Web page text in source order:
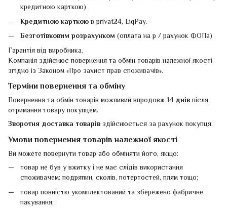
кредитною карткою)
Кредитною карткоюв privat24, LiqPay.
Безготівковим розрахунком(оплата на р / рахунок ФОПа)
Гарантія від виробника.
Компанія здійснює повернення та обмін товарів належної якості
згідно із Законом «Про захист прав споживачів».
Терміни повернення та обміну
Повернення та обмін товарів можливий впродовж14 днівпісля
отримання товару покупцем.
Зворотня доставка товарів здійснюється за рахунок покупця.
Умови повернення товарів належної якості
Ви можете повернути товар або обміняти його, якщо:
товар не був у вжитку і не має слідів використання
споживачем: подряпин, сколів, потертостей, плям тощо;
товар повністю укомплектований та збережено фабричне
пакування;